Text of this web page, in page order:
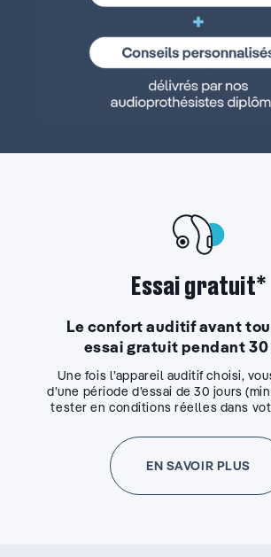
Essai gratuit*
Le confort auditif avant
essai gratuit pendant 30
Une fois l’appareil auditif choisi,
d’une période d’essai de 30 jours
tester en conditions réelles dans
EN SAVOIR PLUS